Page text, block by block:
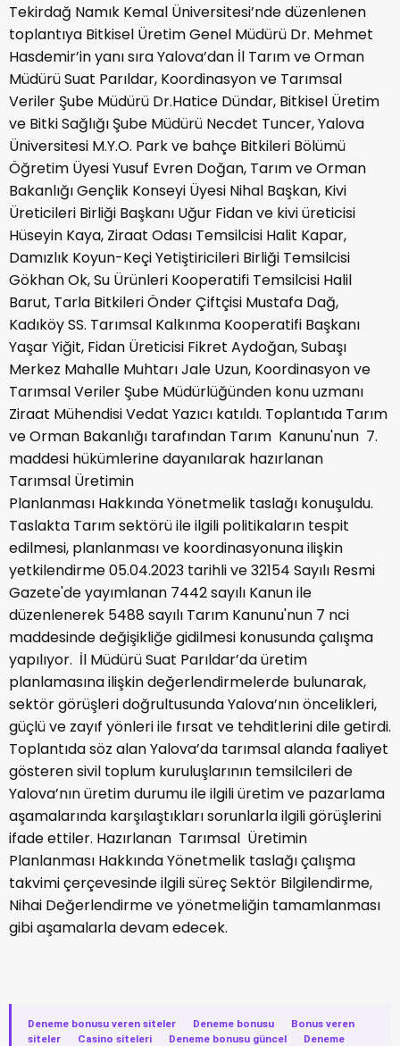
Tekirdağ Namık Kemal Üniversitesi’nde düzenlenen
toplantıya Bitkisel Üretim Genel Müdürü Dr. Mehmet
Hasdemir’in yanı sıra Yalova’dan İl Tarım ve Orman
Müdürü Suat Parıldar, Koordinasyon ve Tarımsal
Veriler Şube Müdürü Dr.Hatice Dündar, Bitkisel Üretim
ve Bitki Sağlığı Şube Müdürü Necdet Tuncer, Yalova
Üniversitesi M.Y.O. Park ve bahçe Bitkileri Bölümü
Öğretim Üyesi Yusuf Evren Doğan, Tarım ve Orman
Bakanlığı Gençlik Konseyi Üyesi Nihal Başkan, Kivi
Üreticileri Birliği Başkanı Uğur Fidan ve kivi üreticisi
Hüseyin Kaya, Ziraat Odası Temsilcisi Halit Kapar,
Damızlık Koyun-Keçi Yetiştiricileri Birliği Temsilcisi
Gökhan Ok, Su Ürünleri Kooperatifi Temsilcisi Halil
Barut, Tarla Bitkileri Önder Çiftçisi Mustafa Dağ,
Kadıköy SS. Tarımsal Kalkınma Kooperatifi Başkanı
Yaşar Yiğit, Fidan Üreticisi Fikret Aydoğan, Subaşı
Merkez Mahalle Muhtarı Jale Uzun, Koordinasyon ve
Tarımsal Veriler Şube Müdürlüğünden konu uzmanı
Ziraat Mühendisi Vedat Yazıcı katıldı. Toplantıda Tarım
ve Orman Bakanlığı tarafından Tarım Kanunu'nun 7.
maddesi hükümlerine dayanılarak hazırlanan
Tarımsal Üretimin
Planlanması Hakkında Yönetmelik taslağı konuşuldu.
Taslakta Tarım sektörü ile ilgili politikaların tespit
edilmesi, planlanması ve koordinasyonuna ilişkin
yetkilendirme 05.04.2023 tarihli ve 32154 Sayılı Resmi
Gazete'de yayımlanan 7442 sayılı Kanun ile
düzenlenerek 5488 sayılı Tarım Kanunu'nun 7 nci
maddesinde değişikliğe gidilmesi konusunda çalışma
yapılıyor. İl Müdürü Suat Parıldar’da üretim
planlamasına ilişkin değerlendirmelerde bulunarak,
sektör görüşleri doğrultusunda Yalova’nın öncelikleri,
güçlü ve zayıf yönleri ile fırsat ve tehditlerini dile getirdi.
Toplantıda söz alan Yalova’da tarımsal alanda faaliyet
gösteren sivil toplum kuruluşlarının temsilcileri de
Yalova’nın üretim durumu ile ilgili üretim ve pazarlama
aşamalarında karşılaştıkları sorunlarla ilgili görüşlerini
ifade ettiler. Hazırlanan Tarımsal Üretimin
Planlanması Hakkında Yönetmelik taslağı çalışma
takvimi çerçevesinde ilgili süreç Sektör Bilgilendirme,
Nihai Değerlendirme ve yönetmeliğin tamamlanması
gibi aşamalarla devam edecek.
Deneme bonusu veren siteler · Deneme bonusu ·
Bonus veren
siteler
· Casino siteleri · Deneme bonusu güncel ·
Deneme